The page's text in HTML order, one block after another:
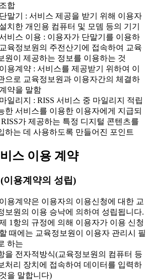
합
말기 : 서비스 제공을 받기 위해 이용자
치한 개인용 컴퓨터 및 모뎀 등의 기기
비스 이용 : 이용자가 단말기를 이용하
육정보원의 주전산기에 접속하여 교육
원이 제공하는 정보를 이용하는 것
용계약 : 서비스를 제공받기 위하여 이
으로 교육정보원과 이용자간의 체결하
약을 말함
일리지 : RISS 서비스 중 마일리지 적립
한 서비스를 이용한 이용자에게 지급되
RISS가 제공하는 특정 디지털 콘텐츠를
하는 데 사용하도록 만들어진 포인트
스 이용 계약
이용계약의 성립)
용계약은 이용자의 이용신청에 대한 교
보원의 이용 승낙에 의하여 성립됩니다.
1항의 규정에 의해 이용자가 이용 신청
때에는 교육정보원이 이용자 관리시 필
하는
을 전자적방식(교육정보원의 컴퓨터 등
처리 장치에 접속하여 데이터를 입력하
을 말합니다)